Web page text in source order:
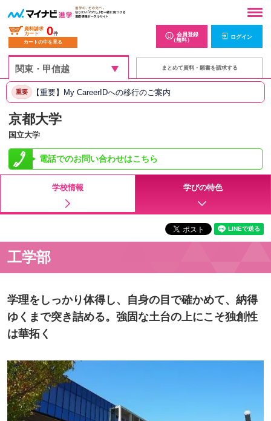
資料請求
カート
0件
カートの中を見る
会員登録
（無料）
ログイン
まとめて資料・願書を請求する
重要 【重要】My CareerIDへの移行のご案内
京都大学
国立大学
電話でのお問い合わせはこちら
学校情報 学びの特色
工学部
学理をしっかり体得し、自身の目で確かめて、納得
ゆくまで突き詰める。強固な土台の上にこそ独創性
は華拓く